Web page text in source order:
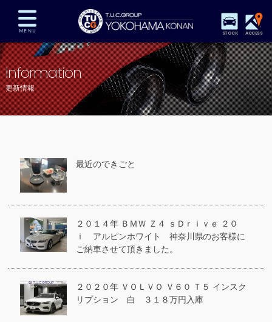
STOCK ACCESS
在庫車両情報 保証&サービス パーツリスト
TUCとは？ 店舗情報 アクセスマップ
全国納車 特別作業 注文販売
プライバシーポリシー
Information
更新情報
最近のできごと
２０１４年 ＢＭＷ Ｚ４ ｓＤｒｉｖｅ ２０
ｉ アルピンホワイト 神奈川県のお客様に
ご納車させて頂きました。
２０２０年 ＶＯＬＶＯ Ｖ６０ Ｔ５ インスク
リプション 白 ３１８万円入庫